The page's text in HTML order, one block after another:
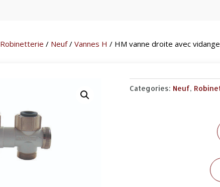
Robinetterie / Neuf/Vannes H / HM vanne droite avec
Categories: Neuf,